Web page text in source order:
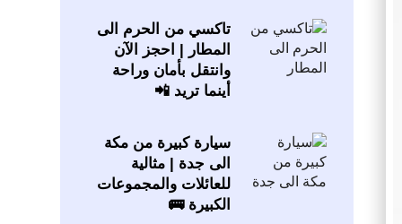
تاكسي من الحرم الى
المطار | احجز الآن
وانتقل بأمان وراحة
أينما تريد 📲
سيارة كبيرة من مكة
الى جدة | مثالية
للعائلات والمجموعات
الكبيرة 🚌